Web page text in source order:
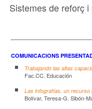
Sistemes de reforç
COMUNICACIONS
Trabajando las altas
Fac.CC. Educación
Las infografías, un recurso
Bolívar, Teresa-G. Sibón-